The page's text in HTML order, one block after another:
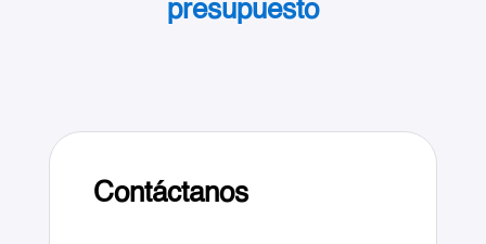
presupuesto
Contáctanos